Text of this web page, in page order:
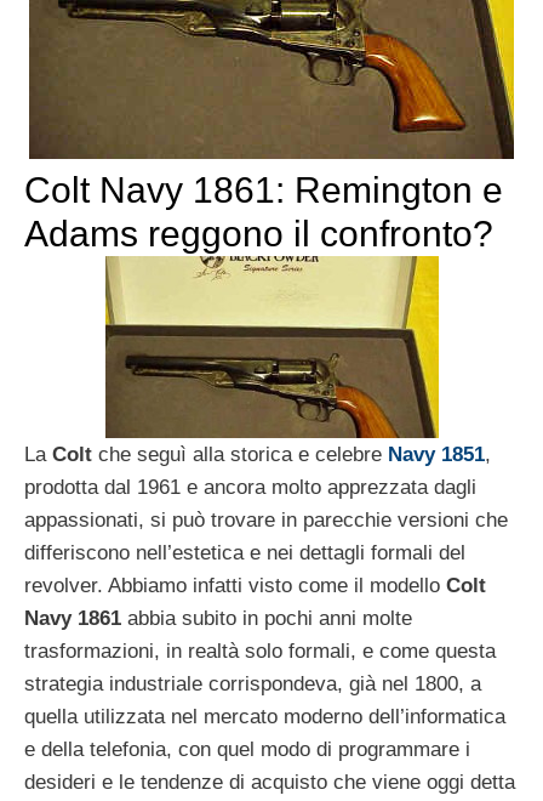
Colt Navy 1861: Remington e
Adams reggono il confronto?
La Colt che seguì alla storica e celebre Navy 1851,
prodotta dal 1961 e ancora molto apprezzata dagli
appassionati, si può trovare in parecchie versioni che
differiscono nell’estetica e nei dettagli formali del
revolver. Abbiamo infatti visto come il modello Colt
Navy 1861 abbia subito in pochi anni molte
trasformazioni, in realtà solo formali, e come questa
strategia industriale corrispondeva, già nel 1800, a
quella utilizzata nel mercato moderno dell’informatica
e della telefonia, con quel modo di programmare i
desideri e le tendenze di acquisto che viene oggi detta